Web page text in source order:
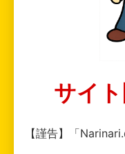
サイ
【謹告】「